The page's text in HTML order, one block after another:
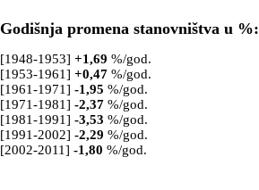
Godišnja promena stanovništva u %:
[1948-1953] +1,69 %/god.
[1953-1961] +0,47%/god.
[1961-1971] -1,95 %/god.
[1971-1981] -2,37%/god.
[1981-1991] -3,53 %/god.
[1991-2002] -2,29 %/god.
[2002-2011] -1,80 %/god.